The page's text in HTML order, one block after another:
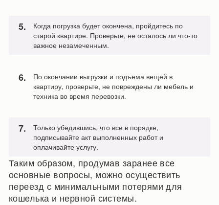
Когда погрузка будет окончена, пройдитесь по
старой квартире. Проверьте, не осталось ли что-то
важное незамеченным.
По окончании выгрузки и подъема вещей в
квартиру, проверьте, не повреждены ли мебель и
техника во время перевозки.
Только убедившись, что все в порядке,
подписывайте акт выполненных работ и
оплачивайте услугу.
Таким образом, продумав заранее все
основные вопросы, можно осуществить
переезд с минимальными потерями для
кошелька и нервной системы.